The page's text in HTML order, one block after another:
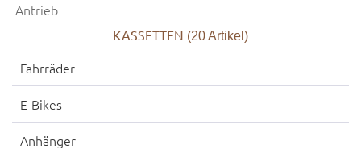
Antrieb
KASSETTEN (20Artikel)
Fahrräder
E-Bikes
Anhänger